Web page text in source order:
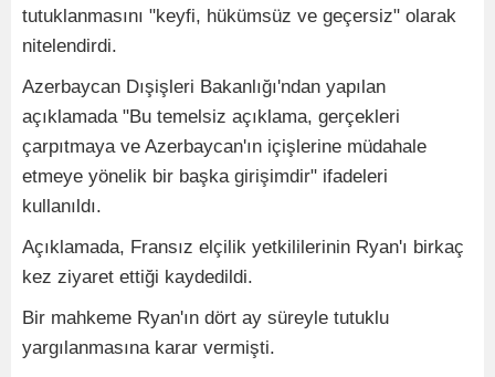
tutuklanmasını "keyfi, hükümsüz ve geçersiz" olarak
nitelendirdi.
Azerbaycan Dışişleri Bakanlığı'ndan yapılan
açıklamada "Bu temelsiz açıklama, gerçekleri
çarpıtmaya ve Azerbaycan'ın içişlerine müdahale
etmeye yönelik bir başka girişimdir" ifadeleri
kullanıldı.
Açıklamada, Fransız elçilik yetkililerinin Ryan'ı birkaç
kez ziyaret ettiği kaydedildi.
Bir mahkeme Ryan'ın dört ay süreyle tutuklu
yargılanmasına karar vermişti.